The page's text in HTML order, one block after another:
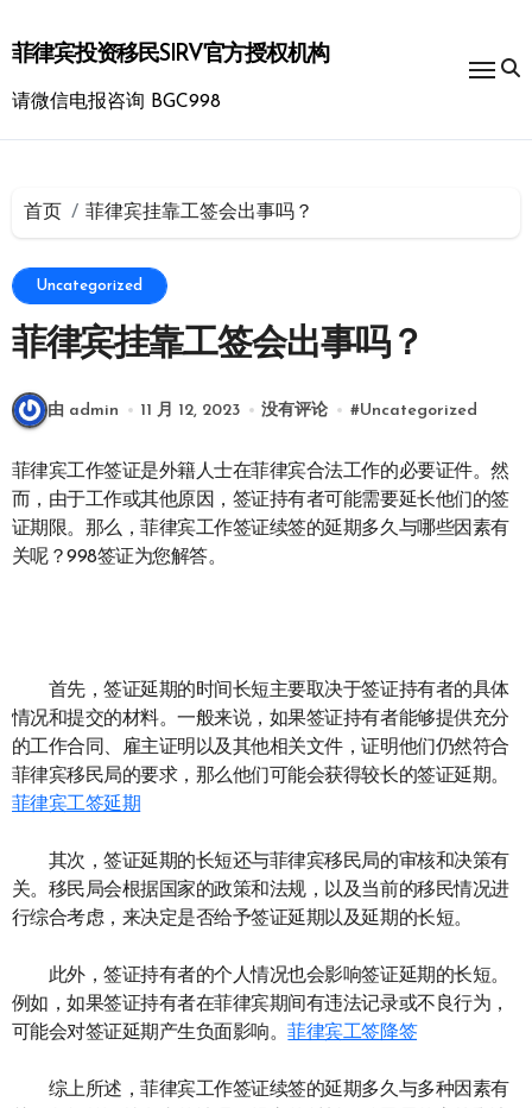
到
内
菲律宾投资移民SIRV官方授权机构
请微信电报咨询 BGC998
首页 菲律宾挂靠工签会出事吗？
Uncategorized
菲律宾挂靠工签会出事吗？
由 admin 11 月 12, 2023 没有评论 #Uncategorized
菲律宾工作签证是外籍人士在菲律宾合法工作的必要证件。然
而，由于工作或其他原因，签证持有者可能需要延长他们的签
证期限。那么，菲律宾工作签证续签的延期多久与哪些因素有
关呢？998签证为您解答。
首先，签证延期的时间长短主要取决于签证持有者的具体
情况和提交的材料。一般来说，如果签证持有者能够提供充分
的工作合同、雇主证明以及其他相关文件，证明他们仍然符合
菲律宾移民局的要求，那么他们可能会获得较长的签证延期。
菲律宾工签延期
其次，签证延期的长短还与菲律宾移民局的审核和决策有
关。移民局会根据国家的政策和法规，以及当前的移民情况进
行综合考虑，来决定是否给予签证延期以及延期的长短。
此外，签证持有者的个人情况也会影响签证延期的长短。
例如，如果签证持有者在菲律宾期间有违法记录或不良行为，
可能会对签证延期产生负面影响。菲律宾工签降签
综上所述，菲律宾工作签证续签的延期多久与多种因素有